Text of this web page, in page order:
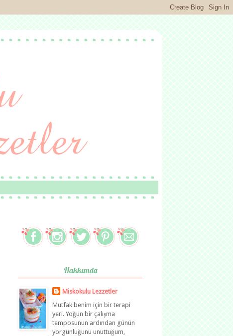
Hakkımda
Miskokulu Lezzetler
Mutfak benim için bir terapi
yeri. Yoğun bir çalışma
temposunun ardından günün
yorgunluğunu unuttuğum,